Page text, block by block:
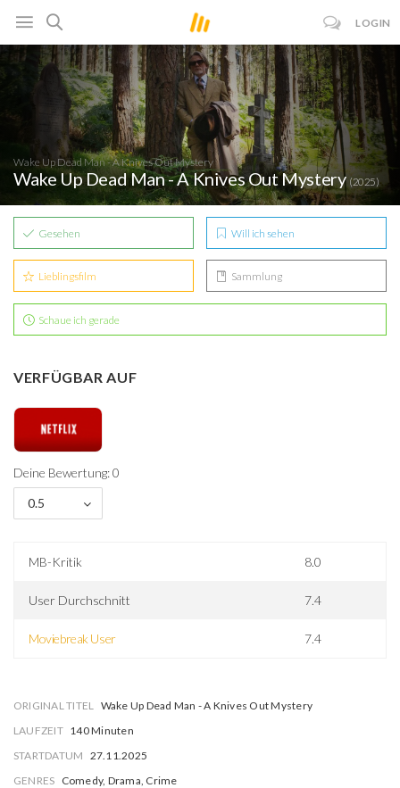
LOGIN
Wake Up Dead Man - A Knives Out Mystery
Wake Up Dead Man - A Knives Out Mystery (2025)
Gesehen Will ich sehen
Lieblingsfilm Sammlung
Schaue ich gerade
VERFÜGBAR AUF
Deine Bewertung: 0
0.5
MB-Kritik 8.0
User Durchschnitt 7.4
Moviebreak User 7.4
ORIGINAL TITEL Wake Up Dead Man - A Knives Out Mystery
LAUFZEIT 140 Minuten
STARTDATUM 27.11.2025
GENRES Comedy, Drama, Crime